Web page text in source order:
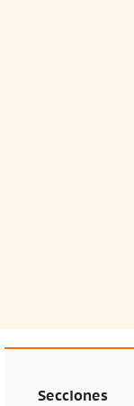
Secciones